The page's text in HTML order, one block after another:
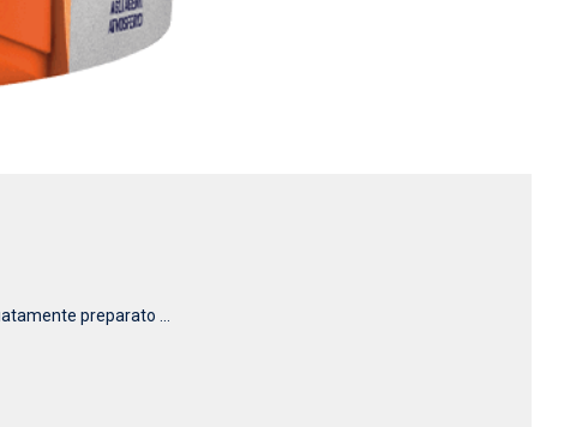
preparato ...